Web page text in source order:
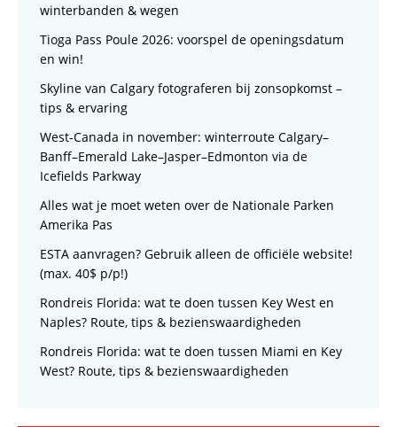
winterbanden & wegen
Tioga Pass Poule 2026: voorspel de openingsdatum
en win!
Skyline van Calgary fotograferen bij zonsopkomst –
tips & ervaring
West-Canada in november: winterroute Calgary–
Banff–Emerald Lake–Jasper–Edmonton via de
Icefields Parkway
Alles wat je moet weten over de Nationale Parken
Amerika Pas
ESTA aanvragen? Gebruik alleen de officiële website!
(max. 40$ p/p!)
Rondreis Florida: wat te doen tussen Key West en
Naples? Route, tips & bezienswaardigheden
Rondreis Florida: wat te doen tussen Miami en Key
West? Route, tips & bezienswaardigheden